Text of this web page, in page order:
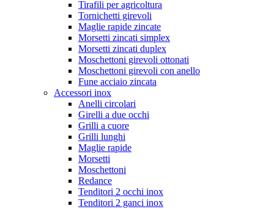
Tirafili per agricoltura
Tornichetti girevoli
Maglie rapide zincate
Morsetti zincati simplex
Morsetti zincati duplex
Moschettoni girevoli ottonati
Moschettoni girevoli con anello
Fune acciaio zincata
Accessori inox
Anelli circolari
Girelli a due occhi
Grilli a cuore
Grilli lunghi
Maglie rapide
Morsetti
Moschettoni
Redance
Tenditori 2 occhi inox
Tenditori 2 ganci inox